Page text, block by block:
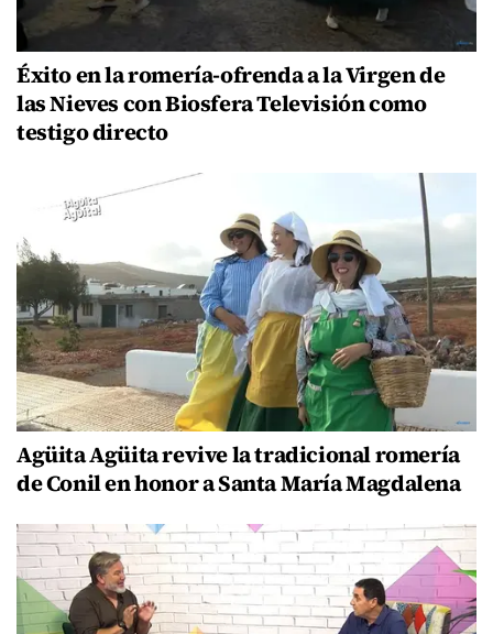
Éxito en la romería-ofrenda a la Virgen de
las Nieves con Biosfera Televisión como
testigo directo
Agüita Agüita revive la tradicional romería
de Conil en honor a Santa María Magdalena